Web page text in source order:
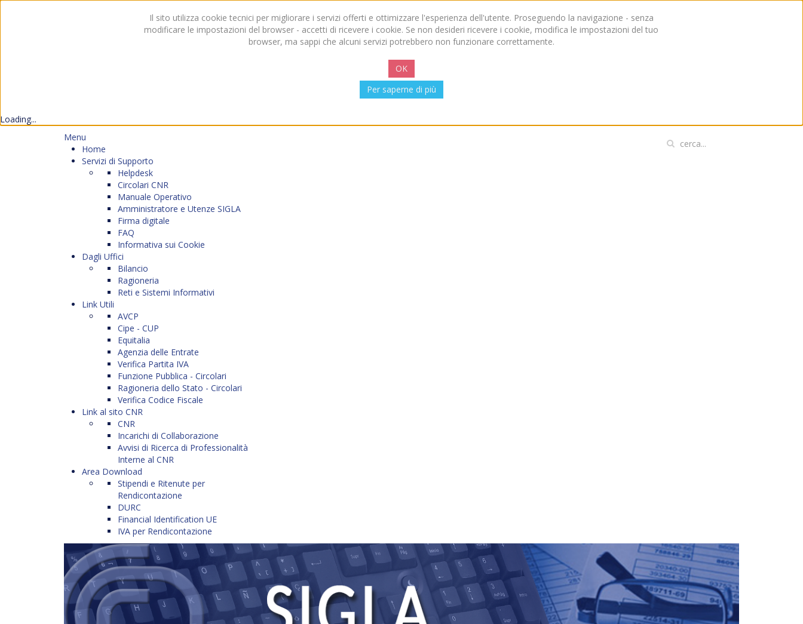
Il sito utilizza cookie tecnici per migliorare i servizi offerti e ottimizzare l'esperienza dell'utente. Proseguendo la navigazione - senza
modificare le impostazioni del browser - accetti di ricevere i cookie. Se non desideri ricevere i cookie, modifica le impostazioni del tuo
browser, ma sappi che alcuni servizi potrebbero non funzionare correttamente.
OK
Per saperne di più
Loading...
Menu
Home
Servizi di Supporto
Helpdesk
Circolari CNR
Manuale Operativo
Amministratore e Utenze SIGLA
Firma digitale
FAQ
Informativa sui Cookie
Dagli Uffici
Bilancio
Ragioneria
Reti e Sistemi Informativi
Link Utili
AVCP
Cipe - CUP
Equitalia
Agenzia delle Entrate
Verifica Partita IVA
Funzione Pubblica - Circolari
Ragioneria dello Stato - Circolari
Verifica Codice Fiscale
Link al sito CNR
CNR
Incarichi di Collaborazione
Avvisi di Ricerca di Professionalità
Interne al CNR
Area Download
Stipendi e Ritenute per
Rendicontazione
DURC
Financial Identification UE
IVA per Rendicontazione